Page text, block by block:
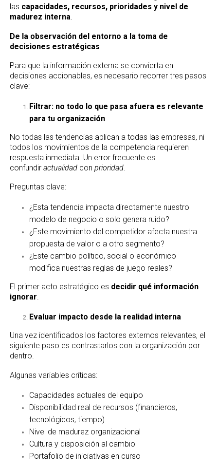
las capacidades, recursos, prioridades y nivel de
madurez interna.
De la observación del entorno a la toma de
decisiones estratégicas
Para que la información externa se convierta en
decisiones accionables, es necesario recorrer tres pasos
clave:
Filtrar: no todo lo que pasa afuera es relevante
para tu organización
No todas las tendencias aplican a todas las empresas, ni
todos los movimientos de la competencia requieren
respuesta inmediata. Un error frecuente es
confundir actualidad con prioridad
Preguntas clave:
¿Esta tendencia impacta directamente nuestro
modelo de negocio o solo genera ruido?
¿Este movimiento del competidor afecta nuestra
propuesta de valor o a otro segmento?
¿Este cambio político, social o económico
modifica nuestras reglas de juego reales?
El primer acto estratégico es decidir qué información
ignorar
Evaluar impacto desde la realidad interna
Una vez identificados los factores externos relevantes, el
siguiente paso es contrastarlos con la organización por
dentro.
Algunas variables críticas:
Capacidades actuales del equipo
Disponibilidad real de recursos (financieros,
tecnológicos, tiempo)
Nivel de madurez organizacional
Cultura y disposición al cambio
Portafolio de iniciativas en curso